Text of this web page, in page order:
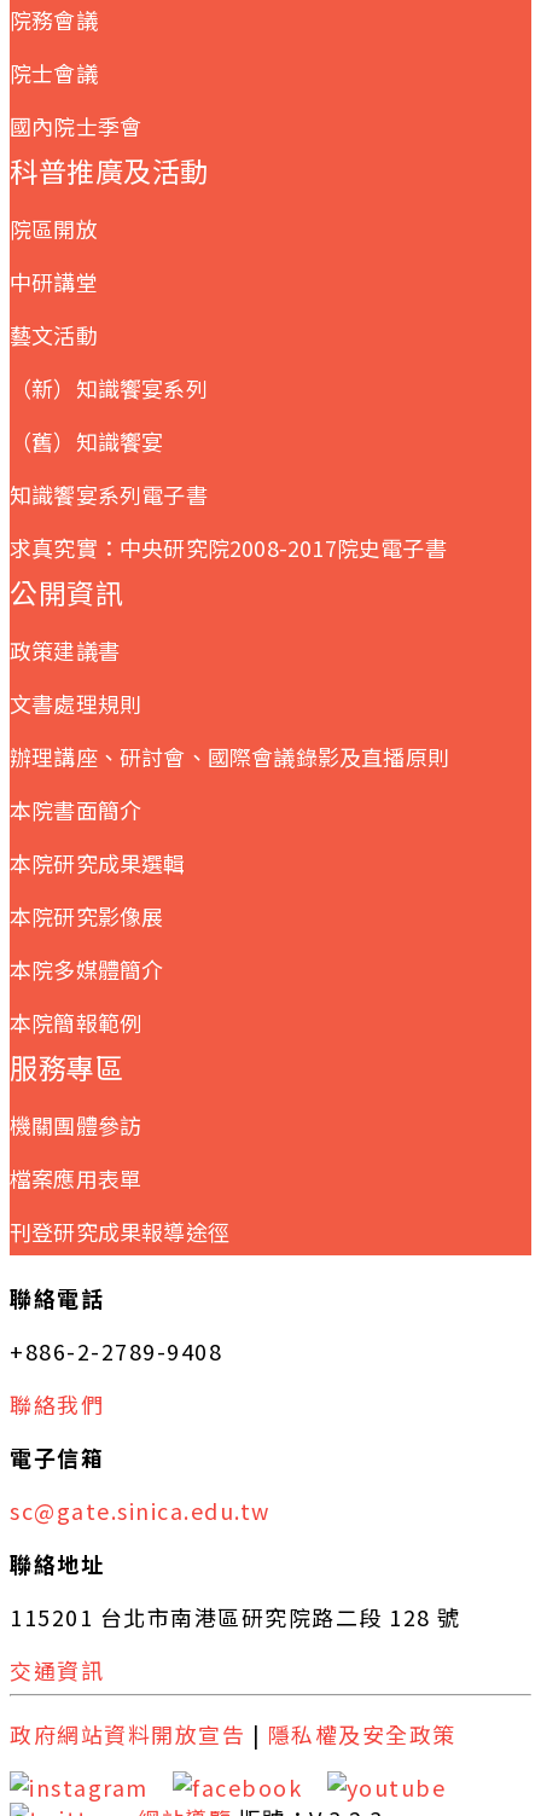
院務會議
院士會議
國內院士季會
科普推廣及活動
院區開放
中研講堂
藝文活動
（新）知識饗宴系列
（舊）知識饗宴
知識饗宴系列電子書
求真究實：中央研究院2008-2017院史電子書
公開資訊
政策建議書
文書處理規則
辦理講座、研討會、國際會議錄影及直播原則
本院書面簡介
本院研究成果選輯
本院研究影像展
本院多媒體簡介
本院簡報範例
服務專區
機關團體參訪
檔案應用表單
刊登研究成果報導途徑
聯絡電話
+886-2-2789-9408
聯絡我們
電子信箱
sc@gate.sinica.edu.tw
聯絡地址
115201 台北市南港區研究院路二段 128 號
交通資訊
政府網站資料開放宣告 | 隱私權及安全政策